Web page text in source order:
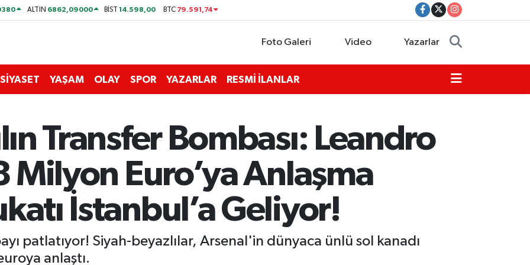
ALTIN 6862,09000 BİST14.598,00 BTC 79.591,74
Foto Galeri Video Yazarlar
SİYASET YAŞAM OLAY SPOR YAZARLAR RESMİ İLANLAR
Transfer Bombası: Leandro
Milyon Euro’ya Anlaşma
İstanbul’a Geliyor!
patlatıyor! Siyah-beyazlılar, Arsenal'in dünyaca ünlü sol kanadı
anlaştı.